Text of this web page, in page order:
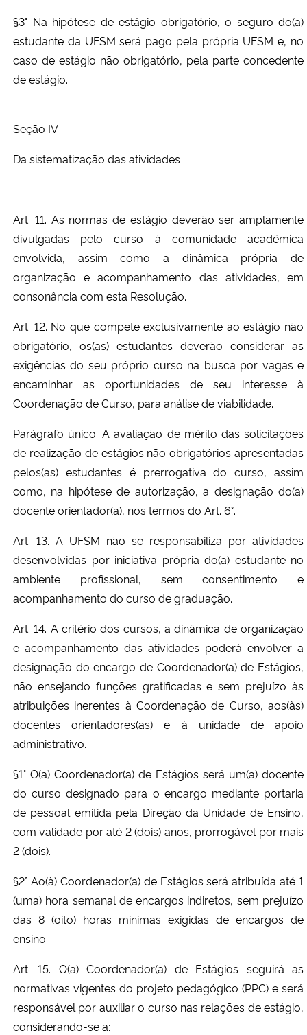
§3° Na hipótese de estágio obrigatório, o seguro do(a)
estudante da UFSM será pago pela própria UFSM e, no
caso de estágio não obrigatório, pela parte concedente
de estágio.
Seção IV
Da sistematização das atividades
Art. 11. As normas de estágio deverão ser amplamente
divulgadas pelo curso à comunidade acadêmica
envolvida, assim como a dinâmica própria de
organização e acompanhamento das atividades, em
consonância com esta Resolução.
Art. 12. No que compete exclusivamente ao estágio não
obrigatório, os(as) estudantes deverão considerar as
exigências do seu próprio curso na busca por vagas e
encaminhar as oportunidades de seu interesse à
Coordenação de Curso, para análise de viabilidade.
Parágrafo único. A avaliação de mérito das solicitações
de realização de estágios não obrigatórios apresentadas
pelos(as) estudantes é prerrogativa do curso, assim
como, na hipótese de autorização, a designação do(a)
docente orientador(a), nos termos do Art. 6°.
Art. 13. A UFSM não se responsabiliza por atividades
desenvolvidas por iniciativa própria do(a) estudante no
ambiente profissional, sem consentimento e
acompanhamento do curso de graduação.
Art. 14. A critério dos cursos, a dinâmica de organização
e acompanhamento das atividades poderá envolver a
designação do encargo de Coordenador(a) de Estágios,
não ensejando funções gratificadas e sem prejuízo às
atribuições inerentes à Coordenação de Curso, aos(às)
docentes orientadores(as) e à unidade de apoio
administrativo.
§1° O(a) Coordenador(a) de Estágios será um(a) docente
do curso designado para o encargo mediante portaria
de pessoal emitida pela Direção da Unidade de Ensino,
com validade por até 2 (dois) anos, prorrogável por mais
2 (dois).
§2° Ao(à) Coordenador(a) de Estágios será atribuída até 1
(uma) hora semanal de encargos indiretos, sem prejuízo
das 8 (oito) horas mínimas exigidas de encargos de
ensino.
Art. 15. O(a) Coordenador(a) de Estágios seguirá as
normativas vigentes do projeto pedagógico (PPC) e será
responsável por auxiliar o curso nas relações de estágio,
considerando-se a: